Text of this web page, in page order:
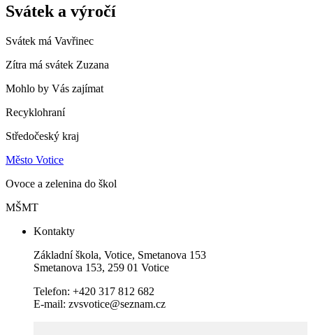
Svátek a výročí
Svátek má Vavřinec
Zítra má svátek Zuzana
Mohlo by Vás zajímat
Recyklohraní
Středočeský kraj
Město Votice
Ovoce a zelenina do škol
MŠMT
Kontakty
Základní škola, Votice, Smetanova 153
Smetanova 153, 259 01 Votice
Telefon: +420 317 812 682
E-mail: zvsvotice@seznam.cz